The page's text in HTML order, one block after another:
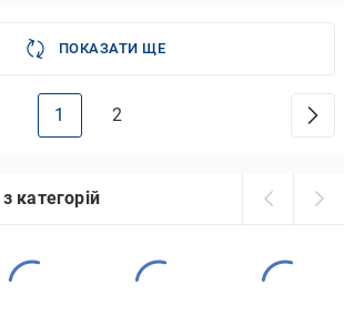
ПОКАЗАТИ ЩЕ
1 2
категорій